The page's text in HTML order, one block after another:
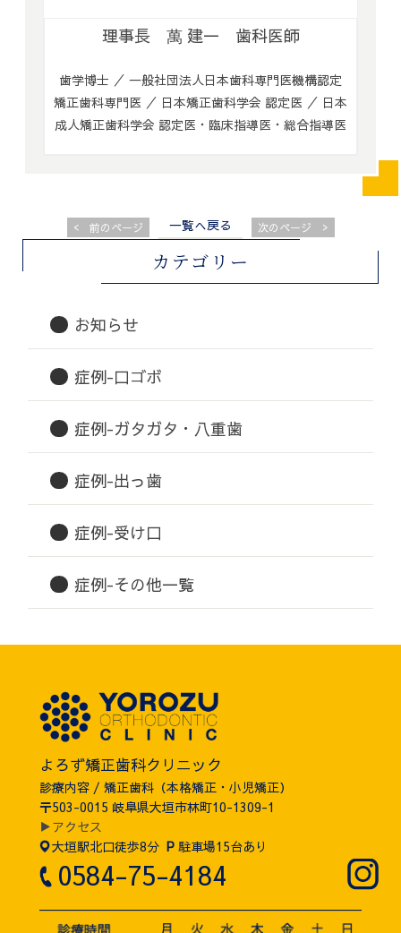
カテゴリー
お知らせ
症例-口ゴボ
症例-ガタガタ・八重歯
症例-出っ歯
症例-受け口
症例-その他一覧
理事長 萬 建一 歯科医師
歯学博士 ／ 一般社団法人日本歯科専門医機構認定
矯正歯科専門医 ／ 日本矯正歯科学会 認定医 ／ 日本
成人矯正歯科学会 認定医・臨床指導医・総合指導医
<前のページ 一覧へ戻る 次のページ >
よろず矯正歯科クリニック
診療内容 / 矯正歯科（本格矯正・小児矯正）
〒503-0015 岐阜県大垣市林町10-1309-1
▶アクセス
大垣駅北口徒歩8分 P 駐車場15台あり
0584-75-4184